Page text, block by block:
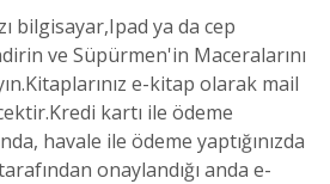
bilgisayar,Ipad ya da cep
ve Süpürmen'in Maceralarını
e-kitap olarak mail
kartı ile ödeme
havale ile ödeme yaptığınızda
onaylandığı anda e-